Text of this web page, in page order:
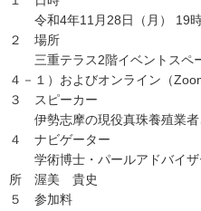
令和4年11月28日（月） 19時
２ 場所
三重テラス2階イベントスペ
４－１）およびオンライン（
３ スピーカー
伊勢志摩の現役真珠養殖業者
４ ナビゲーター
学術博士・パールアドバイザ
所 渥美 貴史
５ 参加料